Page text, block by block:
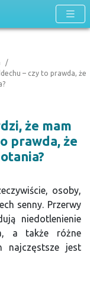
– czy to prawda, że
że mam
prawda, że
osoby,
senny. Przerwy
niedotlenienie
a także różne
najczęstsze jest